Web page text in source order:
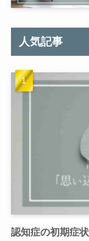
人気記事
認知症の初期症